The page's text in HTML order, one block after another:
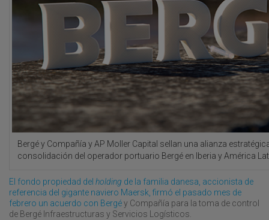
Bergé y Compañía y AP Moller Capital sellan una alianza
consolidación del operador portuario Bergé en Iberia y América
El fondo propiedad del holding de la familia danesa, accionista de
referencia del gigante naviero Maersk, firmó el pasado mes de
febrero un acuerdo con Bergéy Compañía para la toma de control
de Bergé Infraestructuras y Servicios Logísticos.